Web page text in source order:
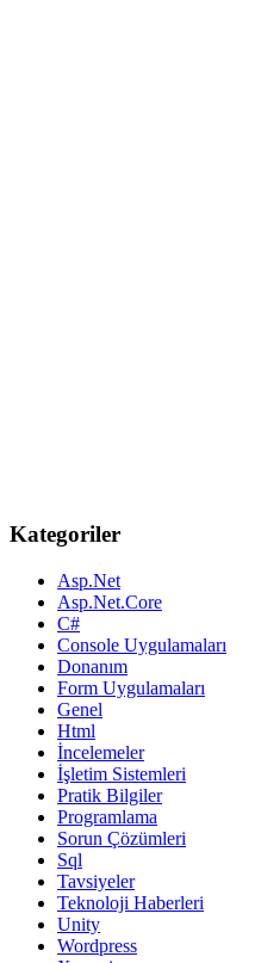
Kategoriler
Asp.Net
Asp.Net.Core
C#
Console Uygulamaları
Donanım
Form Uygulamaları
Genel
Html
İncelemeler
İşletim Sistemleri
Pratik Bilgiler
Programlama
Sorun Çözümleri
Sql
Tavsiyeler
Teknoloji Haberleri
Unity
Wordpress